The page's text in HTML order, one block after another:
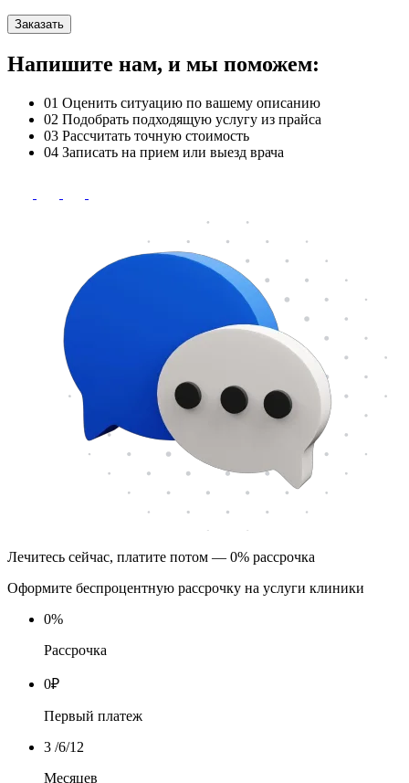
Заказать
Напишите нам, и мы поможем:
01 Оценить ситуацию по вашему описанию
02 Подобрать подходящую услугу из прайса
03 Рассчитать точную стоимость
04 Записать на прием или выезд врача
Лечитесь сейчас, платите потом — 0% рассрочка
Оформите беспроцентную рассрочку на услуги клиники
0%
Рассрочка
0₽
Первый платеж
3 /6/12
Месяцев